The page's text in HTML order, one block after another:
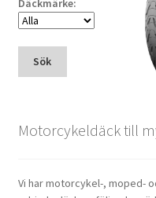
Sök
Motorcykeldäck till
Vi har motorcykel-, moped-